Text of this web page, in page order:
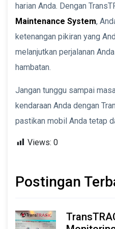
harian Anda. Dengan
Maintenance System,
ketenangan pikiran yang
melanjutkan perjalanan
hambatan.
Jangan tunggu sampai
kendaraan Anda dengan
pastikan mobil Anda tetap
Views: 0
Postingan